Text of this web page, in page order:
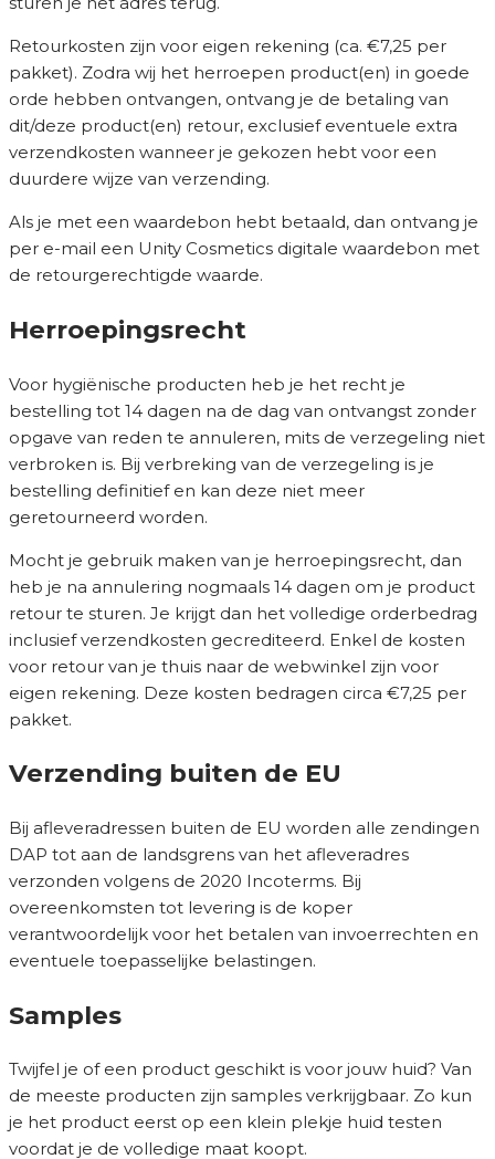
Retourkosten zijn voor eigen rekening (ca. €7,25 per
pakket). Zodra wij het herroepen product(en) in goede
orde hebben ontvangen, ontvang je de betaling van
dit/deze product(en) retour, exclusief eventuele extra
verzendkosten wanneer je gekozen hebt voor een
duurdere wijze van verzending.
Als je met een waardebon hebt betaald, dan ontvang je
per e-mail een Unity Cosmetics digitale waardebon met
de retourgerechtigde waarde.
Herroepingsrecht
Voor hygiënische producten heb je het recht je
bestelling tot 14 dagen na de dag van ontvangst zonder
opgave van reden te annuleren, mits de verzegeling niet
verbroken is. Bij verbreking van de verzegeling is je
bestelling definitief en kan deze niet meer
geretourneerd worden.
Mocht je gebruik maken van je herroepingsrecht, dan
heb je na annulering nogmaals 14 dagen om je product
retour te sturen. Je krijgt dan het volledige orderbedrag
inclusief verzendkosten gecrediteerd. Enkel de kosten
voor retour van je thuis naar de webwinkel zijn voor
eigen rekening. Deze kosten bedragen circa €7,25 per
pakket.
Verzending buiten de EU
Bij afleveradressen buiten de EU worden alle zendingen
DAP tot aan de landsgrens van het afleveradres
verzonden volgens de 2020 Incoterms. Bij
overeenkomsten tot levering is de koper
verantwoordelijk voor het betalen van invoerrechten en
eventuele toepasselijke belastingen.
Samples
Twijfel je of een product geschikt is voor jouw huid? Van
de meeste producten zijn samples verkrijgbaar. Zo kun
je het product eerst op een klein plekje huid testen
voordat je de volledige maat koopt.